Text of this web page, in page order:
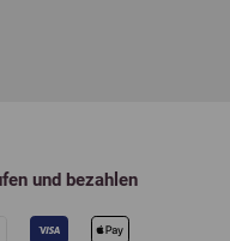
und bezahlen